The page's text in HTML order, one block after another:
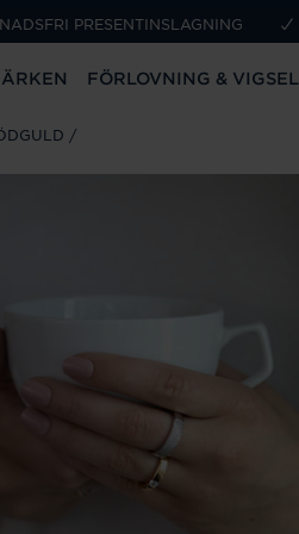
PRESENTINSLAGNING
FÖRLOVNING & VIGSEL